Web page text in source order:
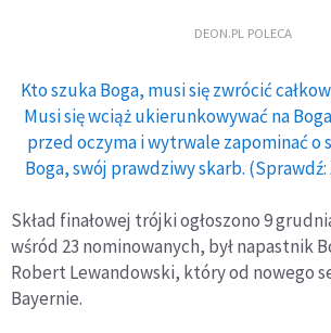
DEON.PL POLECA
Kto szuka Boga, musi się zwrócić
Musi się wciąż ukierunkowywać na
przed oczyma i wytrwale zapominać o
Boga, swój prawdziwy skarb. (Sprawdź:
Skład finałowej trójki ogłoszono 9
wśród 23 nominowanych, był napastnik
Robert Lewandowski, który od nowego
Bayernie.